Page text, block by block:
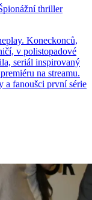
thriller
Koneckonců,
v polistopadové
seriál inspirovaný
na streamu.
a fanoušci první série